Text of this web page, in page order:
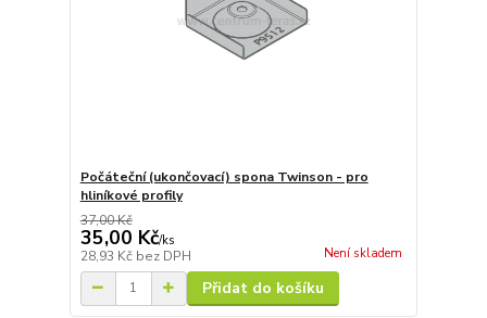
Počáteční (ukončovací) spona Twinson - pro
hliníkové profily
37,00 Kč
35,00 Kč/ks
28,93 Kč bez DPH Není skladem
Přidat do košíku